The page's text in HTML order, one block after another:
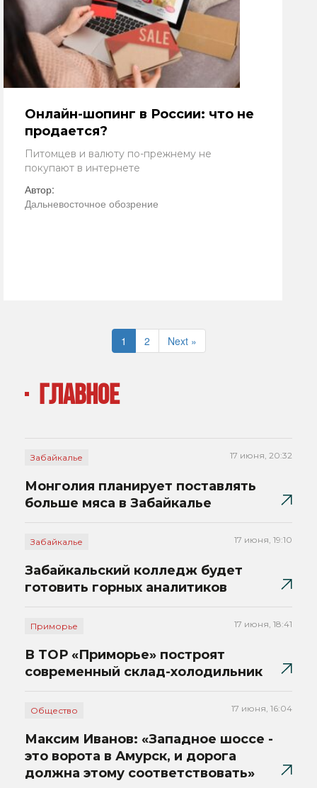
Онлайн-шопинг в России: что не
продается?
Питомцев и валюту по-прежнему не
покупают в интернете
Автор:
Дальневосточное обозрение
1 2 Next »
ГЛАВНОЕ
Забайкалье 17 июня, 20:32
Монголия планирует поставлять
больше мяса в Забайкалье
Забайкалье 17 июня, 19:10
Забайкальский колледж будет
готовить горных аналитиков
Приморье 17 июня, 18:41
В ТОР «Приморье» построят
современный склад-холодильник
Общество 17 июня, 16:04
Максим Иванов: «Западное шоссе -
это ворота в Амурск, и дорога
должна этому соответствовать»